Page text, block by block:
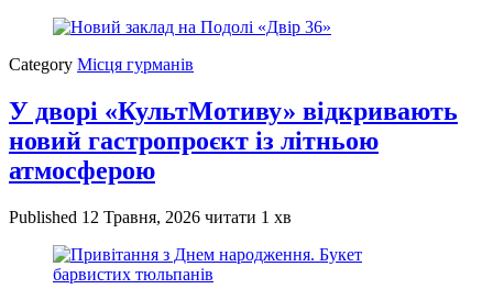
Category Місця гурманів
У дворі «КультМотиву» відкривають
новий гастропроєкт із літньою
атмосферою
Published 12 Травня, 2026 читати 1 хв